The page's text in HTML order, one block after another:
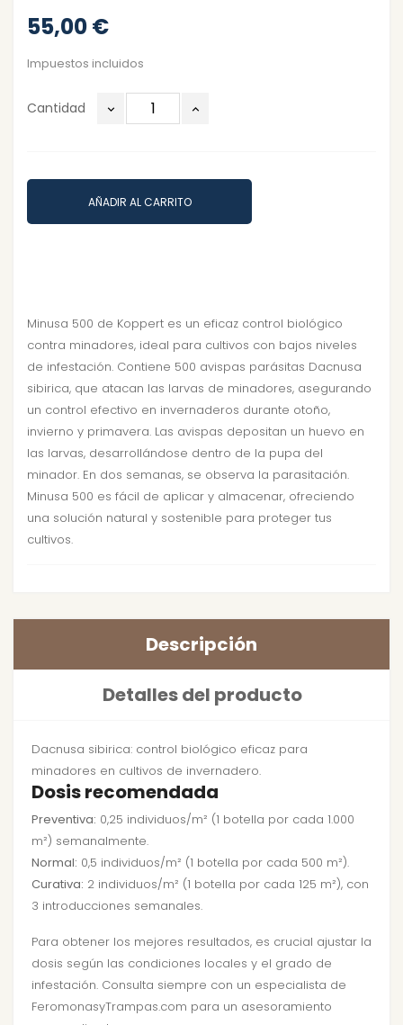
55,00 €
Impuestos incluidos
Cantidad
AÑADIR AL CARRITO
Minusa 500 de Koppert es un eficaz control biológico
contra minadores, ideal para cultivos con bajos niveles
de infestación. Contiene 500 avispas parásitas Dacnusa
sibirica, que atacan las larvas de minadores, asegurando
un control efectivo en invernaderos durante otoño,
invierno y primavera. Las avispas depositan un huevo en
las larvas, desarrollándose dentro de la pupa del
minador. En dos semanas, se observa la parasitación.
Minusa 500 es fácil de aplicar y almacenar, ofreciendo
una solución natural y sostenible para proteger tus
cultivos.
Descripción
Detalles del producto
Dacnusa sibirica: control biológico eficaz para
minadores en cultivos de invernadero.
Dosis recomendada
Preventiva: 0,25 individuos/m² (1 botella por cada 1.000
m²) semanalmente.
Normal: 0,5 individuos/m² (1 botella por cada 500 m²).
Curativa: 2 individuos/m² (1 botella por cada 125 m²), con
3 introducciones semanales.
Para obtener los mejores resultados, es crucial ajustar la
dosis según las condiciones locales y el grado de
infestación. Consulta siempre con un especialista de
FeromonasyTrampas.com para un asesoramiento